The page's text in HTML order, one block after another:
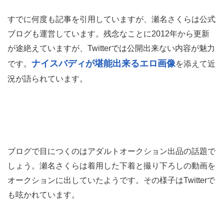
すでに何度も記事を引用していますが、瀬名さくらは公式
ブログも運営しています。残念なことに2012年から更新
が途絶えていますが、Twitterでは公開出来ない内容が魅力
です。 ナイスバディが堪能出来るエロ画像を添えて近
況が語られています。
ブログで目につくのはアダルトオークション出品の話題で
しょう。瀬名さくらは着用した下着と撮り下ろしの動画を
オークションに出していたようです。その様子はTwitterで
も呟かれています。